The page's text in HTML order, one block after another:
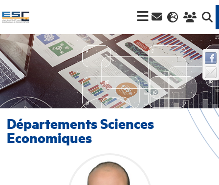
Départements Sciences
Economiques